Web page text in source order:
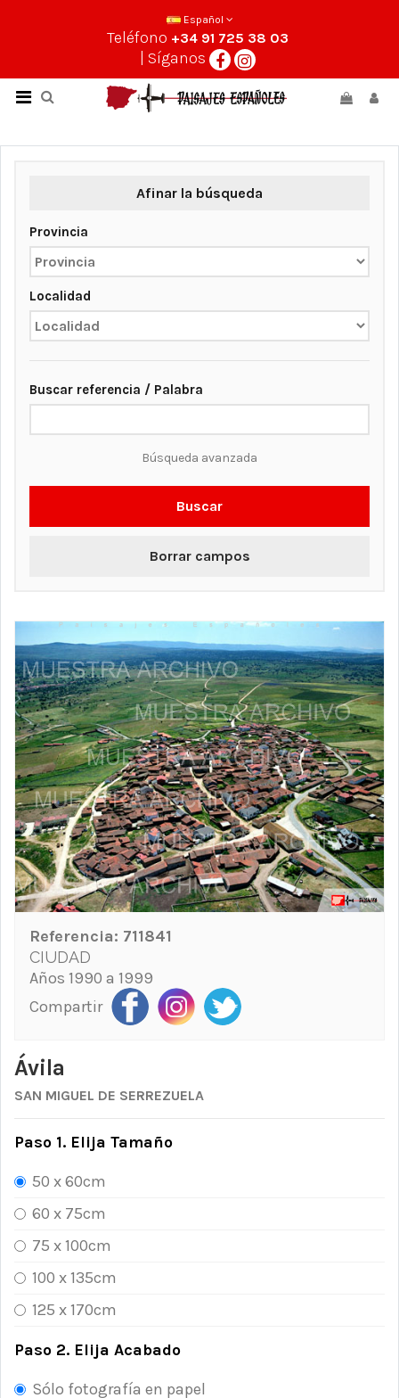
Español
Teléfono +34 91 725 38 03
| Síganos
Afinar la búsqueda
Provincia
Localidad
Buscar referencia / Palabra
Búsqueda avanzada
Buscar
Borrar campos
Referencia: 711841
CIUDAD
Años 1990 a 1999
Compartir
Ávila
SAN MIGUEL DE SERREZUELA
Paso 1. Elija Tamaño
50 x 60cm
60 x 75cm
75 x 100cm
100 x 135cm
125 x 170cm
Paso 2. Elija Acabado
Sólo fotografía en papel